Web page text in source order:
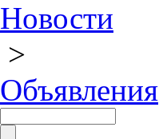
Новости
>
Объявления